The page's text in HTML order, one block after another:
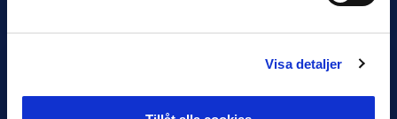
Visa detaljer